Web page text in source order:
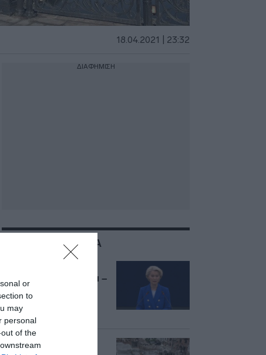
or
to
may
personal
of the
18.04.2021 | 23:32
ΔΙΑΦΗΜΙΣΗ
ΣΧΕΤΙΚΑ ΜΕ:ΡΩΣΙΑ
έπεσε στην Πολωνία –
Η οργισμένη
αντίδραση της φον
ντερ Λάιεν
Ουκρανία: